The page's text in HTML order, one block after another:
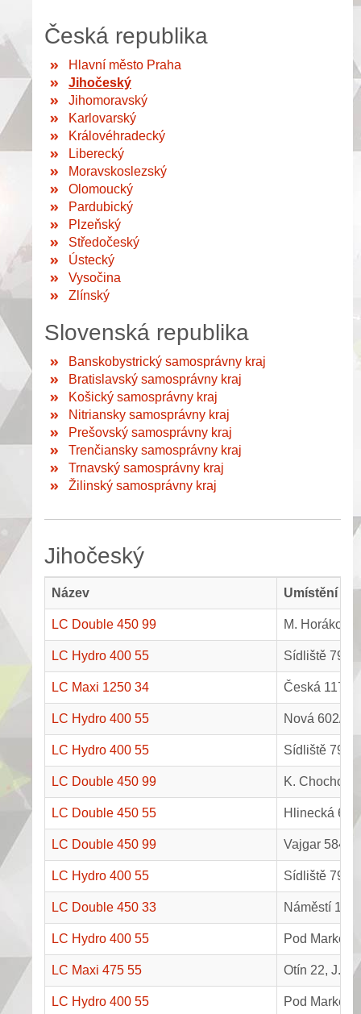
Česká republika
Hlavní město Praha
Jihočeský
Jihomoravský
Karlovarský
Královéhradecký
Liberecký
Moravskoslezský
Olomoucký
Pardubický
Plzeňský
Středočeský
Ústecký
Vysočina
Zlínský
Slovenská republika
Banskobystrický samosprávny kraj
Bratislavský samosprávny kraj
Košický samosprávny kraj
Nitriansky samosprávny kraj
Prešovský samosprávny kraj
Trenčiansky samosprávny kraj
Trnavský samosprávny kraj
Žilinský samosprávny kraj
Jihočeský
Název Umístění
LC Double 450 99 M.
LC Hydro 400 55 Sídliště 795,
LC Maxi 1250 34 Česká 1175,
LC Hydro 400 55 Nová 602/6,
LC Hydro 400 55 Sídliště 794,
LC Double 450 99 K. Chocholy
LC Double 450 55 Hlinecká
LC Double 450 99 Vajgar 584,
LC Hydro 400 55 Sídliště 793,
LC Double 450 33 Náměstí 11,
LC Hydro 400 55 Pod
LC Maxi 475 55 Otín 22, J.
LC Hydro 400 55 Pod